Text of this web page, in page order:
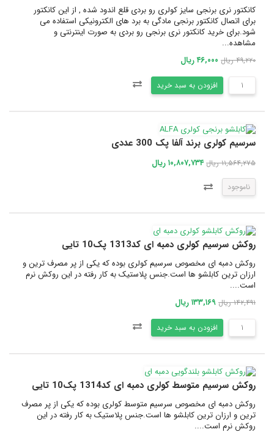
کانکتور نری برنجی سایز کولری رو بردی قلع اندود شده , از این کانکتور
برای اتصال کانکتور برنجی مادگی به برد های الکترونیکی استفاده می
شود.برای خرید کانکتور نری برنجی رو بردی به صورت اینترنتی و
مشاهده...
۴۹,۲۲۰ ریال ۴۶,۰۰۰ ریال
افزودن به سبد خرید
سرسیم کولری برند آلفا پک 300 عددی
۱۱,۵۶۴,۲۷۵ ریال ۱۰,۸۰۷,۷۳۴ ریال
ناموجود
روکش سرسیم کولری دمبه ای کد1313 پک10 تایی
روکش دمبه ای مخصوص سرسیم کولری بوده که یکی از پر مصرف ترین و
ارزان ترین کابلشو ها است.جنس پلاستیک به کار رفته در این روکش نرم
است....
۱۴۲,۴۹۱ ریال ۱۳۳,۱۶۹ ریال
افزودن به سبد خرید
روکش سرسیم متوسط کولری دمبه ای کد1314 پک10 تایی
روکش دمبه ای مخصوص سرسیم متوسط کولری بوده که یکی از پر مصرف
ترین و ارزان ترین کابلشو ها است.جنس پلاستیک به کار رفته در این
روکش نرم است....